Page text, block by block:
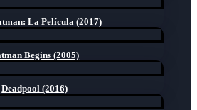
La Película (2017)
Begins (2005)
Deadpool (2016)